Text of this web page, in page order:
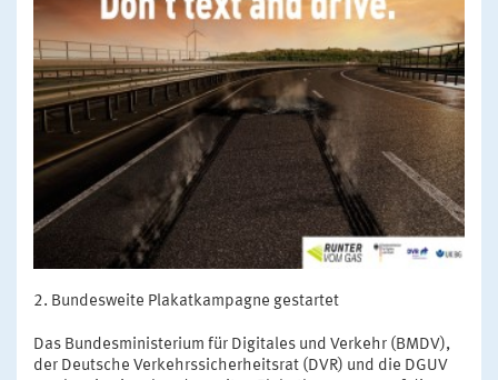
Bundesweite Plakatkampagne gestartet
Das Bundesministerium für Digitales und Verkehr (BMDV),
der Deutsche Verkehrssicherheitsrat (DVR) und die DGUV